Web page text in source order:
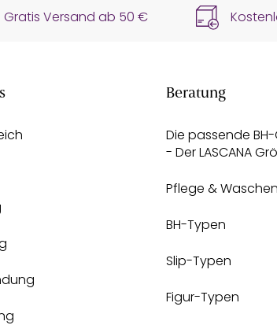
Gratis Versand ab 50 €
Beratung
Die passende
- Der LASCANA
Pflege & Waschen
BH-Typen
Slip-Typen
Figur-Typen